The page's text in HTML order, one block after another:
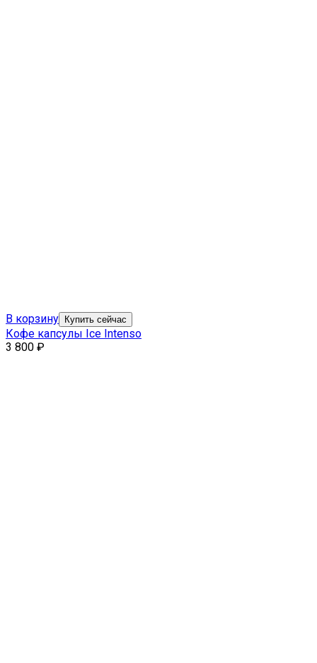
В корзину Купить сейчас
Кофе капсулы Ice Intenso
3 800 ₽